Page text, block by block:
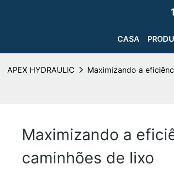
CASA
APEX HYDRAULIC Maximizando a
Maximizando a
caminhões de lixo